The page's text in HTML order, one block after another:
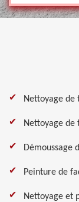
Nettoyage de
Nettoyage de
Démoussage
Peinture de
Nettoyage et